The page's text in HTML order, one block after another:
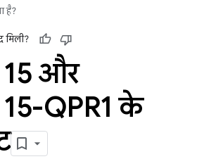
है?
मिली?
और
QPR1 के